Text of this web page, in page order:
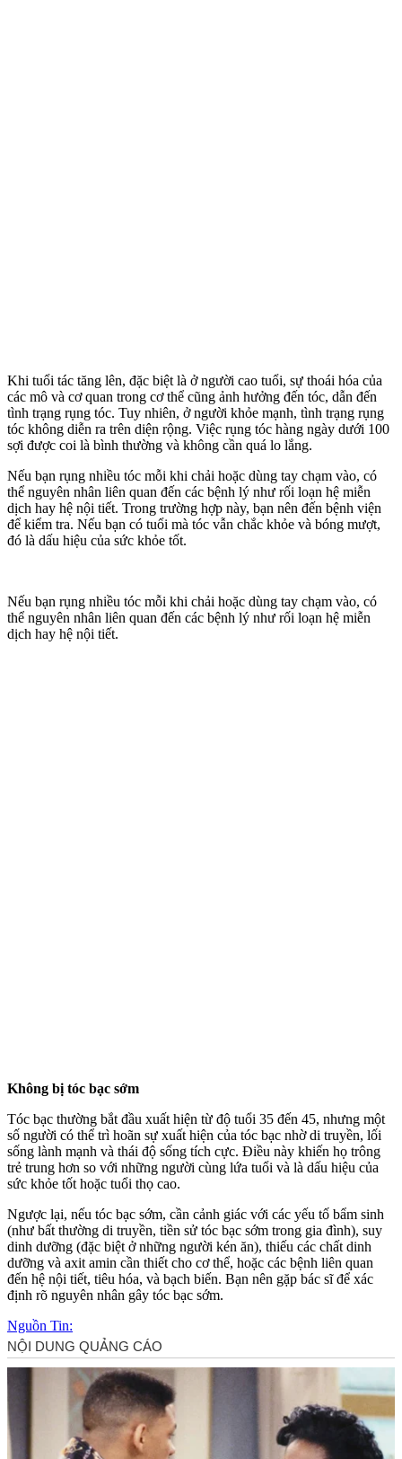
Khi tuổi tác tăng lên, đặc biệt là ở người cao tuổi, sự thoái hóa của
các mô và cơ quan trong c‌ơ th‌ể cũng ảnh hưởng đến tóc, dẫn đến
tình trạng rụng tóc. Tuy nhiên, ở người khỏe mạnh, tình trạng rụng
tóc không diễn ra trên diện rộng. Việc rụng tóc hàng ngày dưới 100
sợi được coi là bình thường và không cần quá lo lắng.
Nếu bạn rụng nhiều tóc mỗi khi chải hoặc dùng tay chạm vào, có
thể nguyên nhân liên quan đến các bệnh lý như rối loạn hệ miễn
dịch hay hệ nội tiết. Trong trường hợp này, bạn nên đến bệnh viện
để kiểm tra. Nếu bạn có tuổi mà tóc vẫn chắc khỏe và bóng mượt,
đó là dấu hiệu của sức khỏe tốt.
Nếu bạn rụng nhiều tóc mỗi khi chải hoặc dùng tay chạm vào, có
thể nguyên nhân liên quan đến các bệnh lý như rối loạn hệ miễn
dịch hay hệ nội tiết.
Không bị tóc bạc sớm
Tóc bạc thường bắt đầu xuất hiện từ độ tuổi 35 đến 45, nhưng một
số người có thể trì hoãn sự xuất hiện của tóc bạc nhờ di truyền, lối
sống lành mạnh và thái độ sống tích cực. Điều này khiến họ trông
trẻ trung hơn so với những người cùng lứa tuổi và là dấu hiệu của
sức khỏe tốt hoặc tuổi thọ cao.
Ngược lại, nếu tóc bạc sớm, cần cảnh giác với các yếu tố bẩm sinh
(như bất thường di truyền, tiền sử tóc bạc sớm trong gia đình), suy
dinh dưỡng (đặc biệt ở những người kén ăn), thiếu các chất dinh
dưỡng và axit amin cần thiết cho c‌ơ th‌ể, hoặc các bệnh liên quan
đến hệ nội tiết, tiêu hóa, và bạch biến. Bạn nên gặp bác sĩ để xác
định rõ nguyên nhân gây tóc bạc sớm.
Nguồn Tin: